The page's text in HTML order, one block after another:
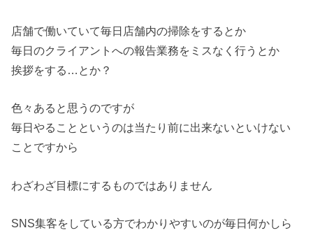
店舗で働いていて毎日店舗内の掃除をするとか
毎日のクライアントへの報告業務をミスなく行うとか
挨拶をする…とか？
色々あると思うのですが
毎日やることというのは当たり前に出来ないといけない
ことですから
わざわざ目標にするものではありません
SNS集客をしている方でわかりやすいのが毎日何かしら